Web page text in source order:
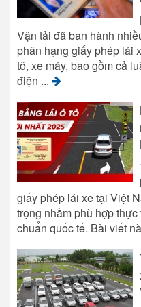
Vận tải đã ban hành
phân hạng giấy phép lái
tô, xe máy, bao gồm cả
điện ...
giấy phép lái xe tại Việt
trọng nhằm phù hợp
chuẩn quốc tế. Bài viết